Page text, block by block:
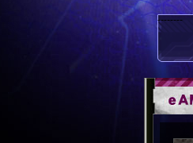
--------